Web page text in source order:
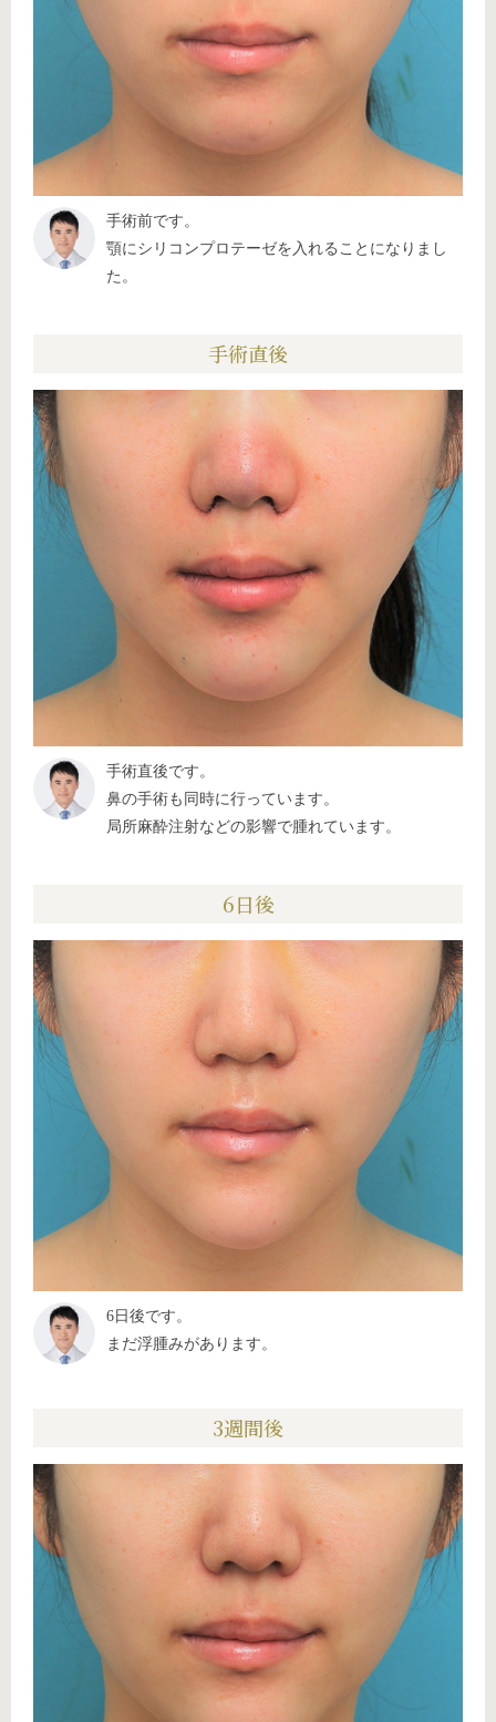
手術前です。
顎にシリコンプロテーゼを入れることになりまし
た。
手術直後
手術直後です。
鼻の手術も同時に行っています。
局所麻酔注射などの影響で腫れています。
6日後
6日後です。
まだ浮腫みがあります。
3週間後